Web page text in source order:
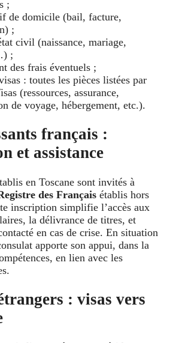
;
de domicile (bail, facture,
;
civil (naissance, mariage,
;
des frais éventuels ;
: toutes les pièces listées par
(ressources, assurance,
de voyage, hébergement, etc.).
français :
et assistance
en Toscane sont invités à
des Français établis hors
inscription simplifie l’accès aux
la délivrance de titres, et
en cas de crise. En situation
apporte son appui, dans la
en lien avec les
: visas vers